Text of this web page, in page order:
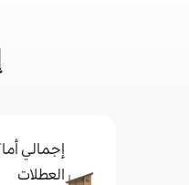
إجمالي
العطلات